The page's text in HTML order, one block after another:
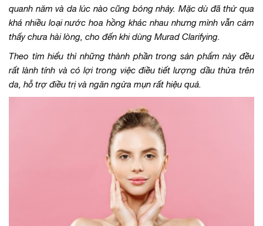
quanh năm và da lúc nào cũng bóng nhảy. Mặc dù đã thử qua
khá nhiều loại nước hoa hồng khác nhau nhưng mình vẫn cảm
thấy chưa hài lòng, cho đến khi dùng Murad Clarifying.
Theo tìm hiểu thì những thành phần trong sản phẩm này đều
rất lành tính và có lợi trong việc điều tiết lượng dầu thừa trên
da, hỗ trợ điều trị và ngăn ngừa mụn rất hiệu quả.